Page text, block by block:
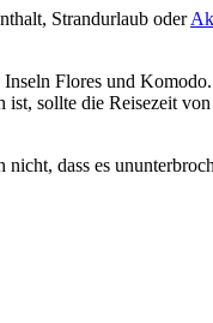
Strandurlaub oder
Flores und
sollte die Reisezeit
dass es